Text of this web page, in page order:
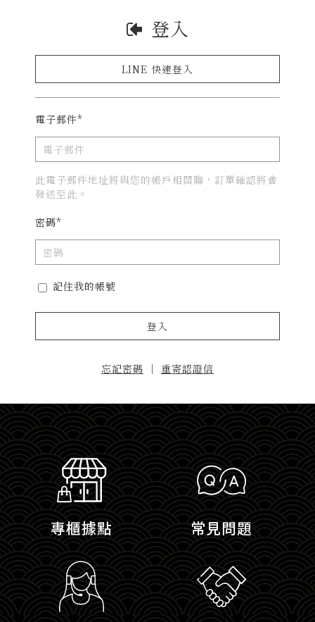
登入
LINE 快速登入
電子郵件*
此電子郵件地址將與您的帳戶相關聯，訂單確認將會
發送至此。
密碼*
記住我的帳號
登入
忘記密碼 ｜ 重寄認證信
專櫃據點 常見問題